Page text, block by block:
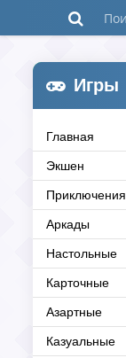
Игры
Главная
Экшен
Приключения
Аркады
Настольные
Карточные
Азартные
Казуальные